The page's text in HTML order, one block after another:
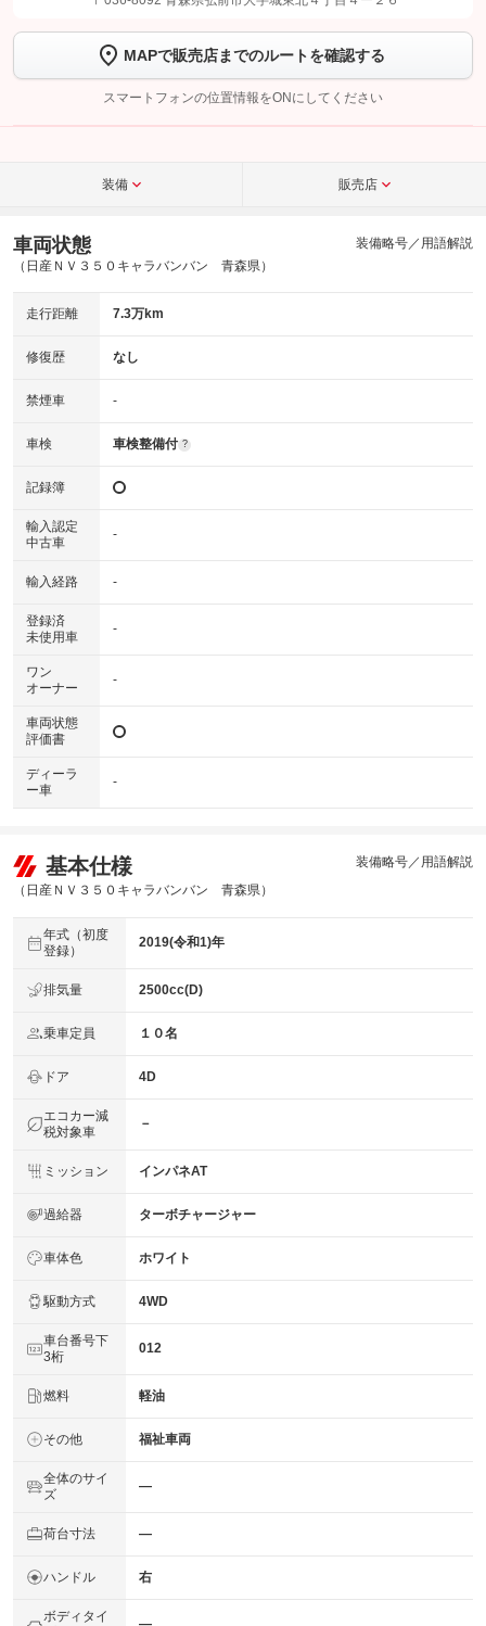
【STEP2】 トーク画面で
完了してください。
こちら
MAPで販売店までのルートを確認する
スマートフォンの位置情報をONにしてください
装備 販売店
車両状態
（日産ＮＶ３５０キャラバンバン 青森県）
装備略号／用語解説
走行距離 7.3万km
修復歴 なし
禁煙車 -
車検 車検整備付 ?
記録簿
輸入認定
中古車
-
輸入経路 -
登録済
未使用車
-
ワン
オーナー
-
車両状態
評価書
ディーラ
ー車
-
基本仕様
（日産ＮＶ３５０キャラバンバン 青森県）
装備略号／用語解説
年式（初度
登録）
2019(令和1)年
排気量 2500cc(D)
乗車定員 １０名
ドア 4D
エコカー減
税対象車
－
ミッション インパネAT
過給器 ターボチャージャー
車体色 ホワイト
駆動方式 4WD
車台番号下
3桁
012
燃料 軽油
その他 福祉車両
全体のサイ
ズ
―
荷台寸法 ―
ハンドル 右
ボディタイ